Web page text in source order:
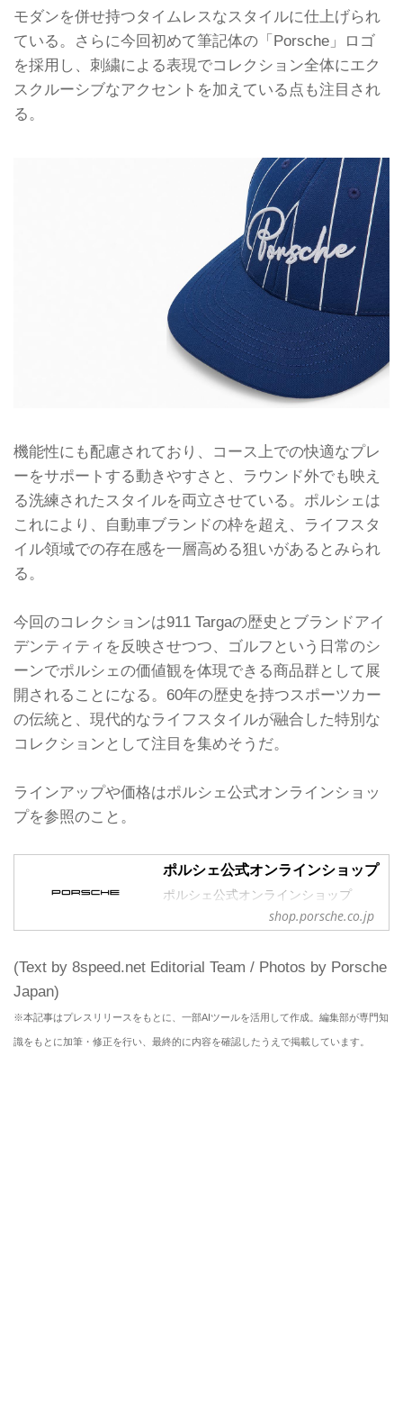
モダンを併せ持つタイムレスなスタイルに仕上げられ
ている。さらに今回初めて筆記体の「Porsche」ロゴ
を採用し、刺繍による表現でコレクション全体にエク
スクルーシブなアクセントを加えている点も注目され
る。
機能性にも配慮されており、コース上での快適なプレ
ーをサポートする動きやすさと、ラウンド外でも映え
る洗練されたスタイルを両立させている。ポルシェは
これにより、自動車ブランドの枠を超え、ライフスタ
イル領域での存在感を一層高める狙いがあるとみられ
る。
今回のコレクションは911 Targaの歴史とブランドアイ
デンティティを反映させつつ、ゴルフという日常のシ
ーンでポルシェの価値観を体現できる商品群として展
開されることになる。60年の歴史を持つスポーツカー
の伝統と、現代的なライフスタイルが融合した特別な
コレクションとして注目を集めそうだ。
ラインアップや価格はポルシェ公式オンラインショッ
プを参照のこと。
ポルシェ公式オンラインショップ
ポルシェ公式オンラインショップ
shop.porsche.co.jp
(Text by 8speed.net Editorial Team / Photos by Porsche
Japan)
※本記事はプレスリリースをもとに、一部AIツールを活用して作成。編集部が専門知
識をもとに加筆・修正を行い、最終的に内容を確認したうえで掲載しています。